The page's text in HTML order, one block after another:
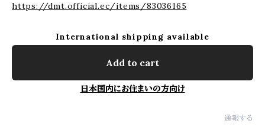
https://dmt.official.ec/items/83036165
International shipping available
Add to cart
日本国内にお住まいの方向け
通報する